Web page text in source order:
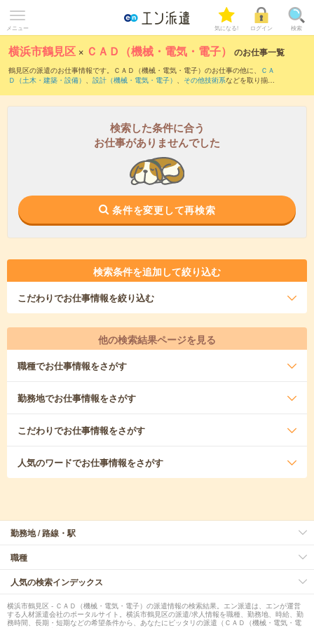
メニュー 気になる! ログイン 検索
横浜市鶴見区 × ＣＡＤ（機械・電気・電子） のお仕事一覧
鶴見区の派遣のお仕事情報です。ＣＡＤ（機械・電気・電子）のお仕事の他に、
ＣＡ
Ｄ（土木・建築・設備） 、 設計（機械・電気・電子） 、 その他技術系などを取り揃え
は？
検索した条件に合う
お仕事がありませんでした
条件を変更して再検索
検索条件を追加して絞り込む
こだわりでお仕事情報を絞り込む
他の検索結果ページを見る
職種でお仕事情報をさがす
勤務地でお仕事情報をさがす
こだわりでお仕事情報をさがす
人気のワードでお仕事情報をさがす
勤務地 / 路線・駅
職種
人気の検索インデックス
横浜市鶴見区 - ＣＡＤ（機械・電気・電子）の派遣情報の検索結果。エン派遣は、エンが運営
する人材派遣会社のポータルサイト。横浜市鶴見区の派遣/求人情報を職種、勤務地、時給、勤
務時間、長期・短期などの希望条件から、あなたにピッタリの派遣（ＣＡＤ（機械・電気・電